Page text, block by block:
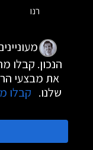
רנו
הנכון. קבלו
את מבצעי
שלנו. קבלו